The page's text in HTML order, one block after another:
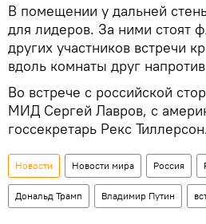
В помещении у дальней
для лидеров. За ними
других участников встречи
вдоль комнаты друг
Во встрече с российской
МИД Сергей Лавров, с
госсекретарь Рекс
Новости Новости мира Россия
Дональд Трамп Владимир Путин